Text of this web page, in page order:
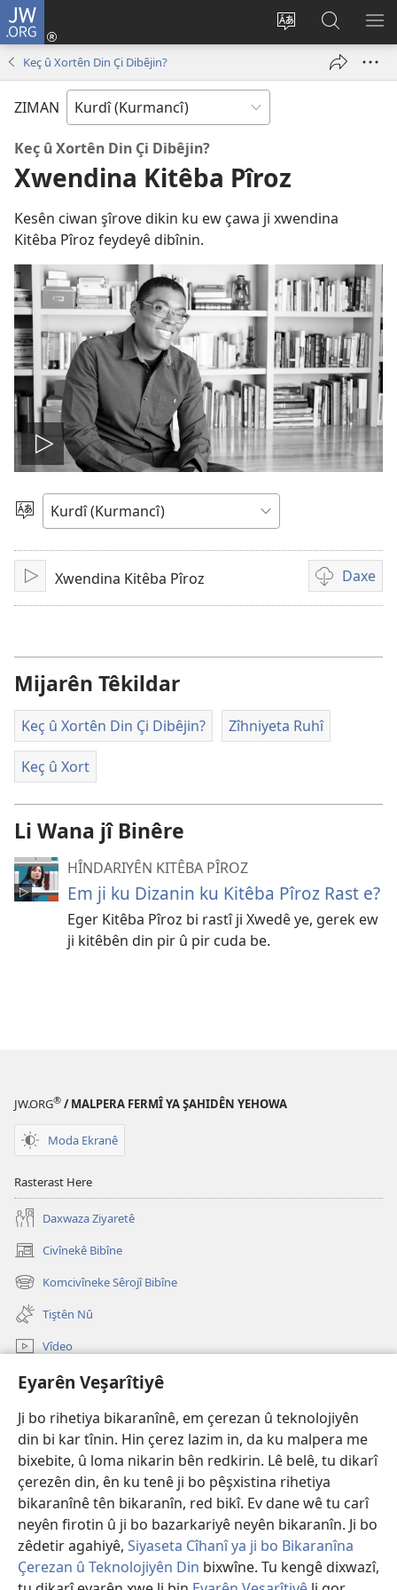
Eyarên Veşarîtiyê
Ji bo rihetiya bikaranînê, em çerezan û teknolojiyên
din bi kar tînin. Hin çerez lazim in, da ku malpera me
bixebite, û loma nikarin bên redkirin. Lê belê, tu dikarî
çerezên din, ên ku tenê ji bo pêşxistina rihetiya
bikaranînê tên bikaranîn, red bikî. Ev dane wê tu carî
neyên firotin û ji bo bazarkariyê neyên bikaranîn. Ji bo
zêdetir agahiyê, Siyaseta Cîhanî ya ji bo Bikaranîna
Çerezan û Teknolojiyên Din bixwîne. Tu kengê dixwazî,
JW.ORG
Zimanê
malperê
biguherîne
Têkeve
(opens
Lêgerîna
JW.ORG
Keç û Xortên Din Çi Dibêjin?
ZIMAN
Keç û Xortên Din Çi Dibêjin?
Xwendina Kitêba Pîroz
Kesên ciwan şîrove dikin ku ew çawa ji xwendina
Kitêba Pîroz feydeyê dibînin.
Play
video
Zimanekî
Hilbijêre
LêdeXwendina Kitêba Pîroz Daxe
Vebijarkên
daxistina
Mijarên Têkildar
Keç û Xortên Din Çi Dibêjin? Zîhniyeta Ruhî
Keç û Xort
Li Wana jî Binêre
HÎNDARIYÊN KITÊBA PÎROZ
Em ji ku Dizanin ku Kitêba Pîroz Rast e?
Eger Kitêba Pîroz bi rastî ji Xwedê ye, gerek ew
ji kitêbên din pir û pir cuda be.
JW.ORG® / MALPERA FERMÎ YA ŞAHIDÊN YEHOWA
Moda Ekranê
Rasterast Here
Daxwaza Ziyaretê
Civînekê Bibîne
(opens
new
window)
Komcivîneke Sêrojî Bibîne
(opens
new
window)
Tiştên Nû
Vîdeo
Lêgerîna Malperê
Bexşên Bidil
(opens
new
window)KITÊBXANEYA ELEKTRONÎK a Birca Çavdêriyê
(opens
new
window)JW Hub®
(opens
new
window)